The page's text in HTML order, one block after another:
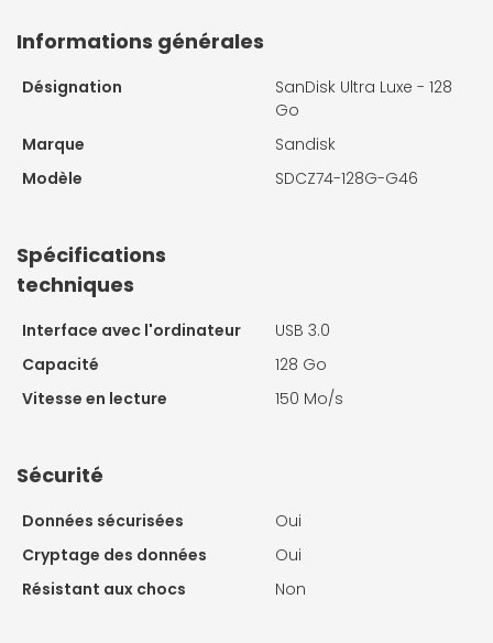
Informations générales
Désignation
SanDisk Ultra Luxe - 128
Go
Marque
Sandisk
Modèle
SDCZ74-128G-G46
Spécifications
techniques
Interface avec l'ordinateur
USB 3.0
Capacité
128 Go
Vitesse en lecture
150 Mo/s
Sécurité
Données sécurisées
Oui
Cryptage des données
Oui
Résistant aux chocs
Non